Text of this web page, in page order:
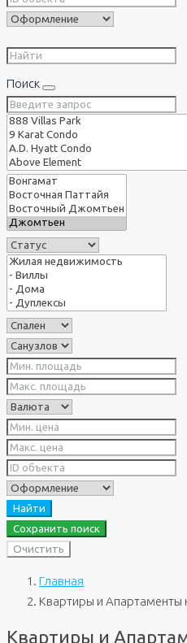
Поиск
Найти
Сохранить поиск
Очистить
Главная
Квартиры и
Квартиры и